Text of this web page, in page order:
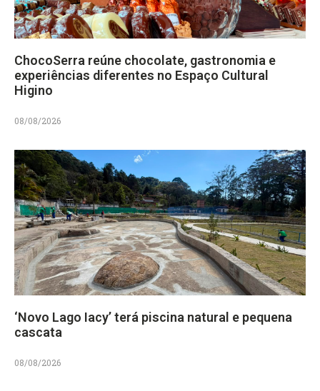
ChocoSerra reúne chocolate, gastronomia e
experiências diferentes no Espaço Cultural
Higino
08/08/2026
‘Novo Lago Iacy’ terá piscina natural e pequena
cascata
08/08/2026